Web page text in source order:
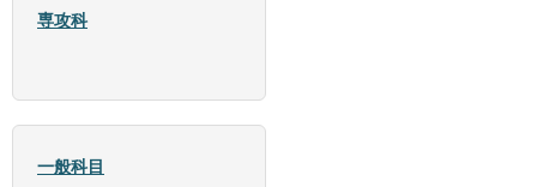
専攻科
一般科目